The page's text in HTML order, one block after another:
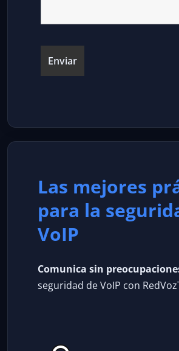
Las mejores
para la
VoIP
Comunica sin
seguridad de VoIP con